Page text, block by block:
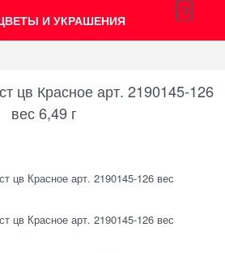
И УКРАШЕНИЯ
0
цв Красное арт. 2190145-126
вес 6,49 г